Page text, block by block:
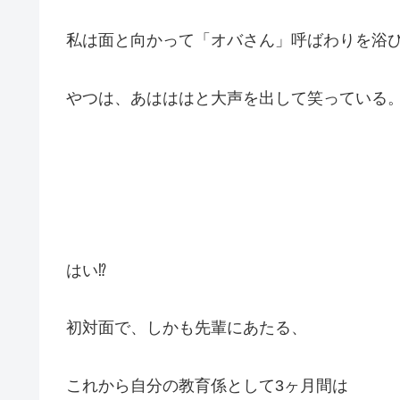
私は面と向かって「オバさん」呼ばわりを浴
やつは、あはははと大声を出して笑っている。
はい⁉︎
初対面で、しかも先輩にあたる、
これから自分の教育係として3ヶ月間は